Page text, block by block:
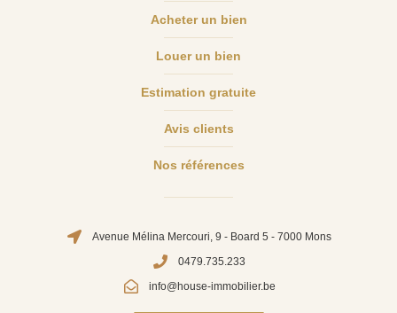
Acheter un bien
Louer un bien
Estimation gratuite
Avis clients
Nos références
Avenue Mélina Mercouri, 9 - Board 5 - 7000 Mons
0479.735.233
info@house-immobilier.be